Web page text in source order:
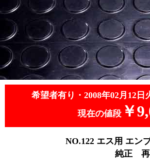
希望者有り・2008年02月12日
現在の値段 ￥
NO.122エス用 エン
純正 再